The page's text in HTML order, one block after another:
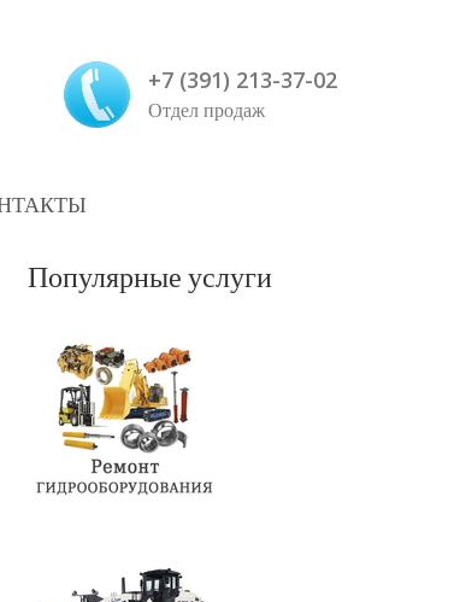
+7 (391) 213-37-02
Отдел продаж
Популярные услуги